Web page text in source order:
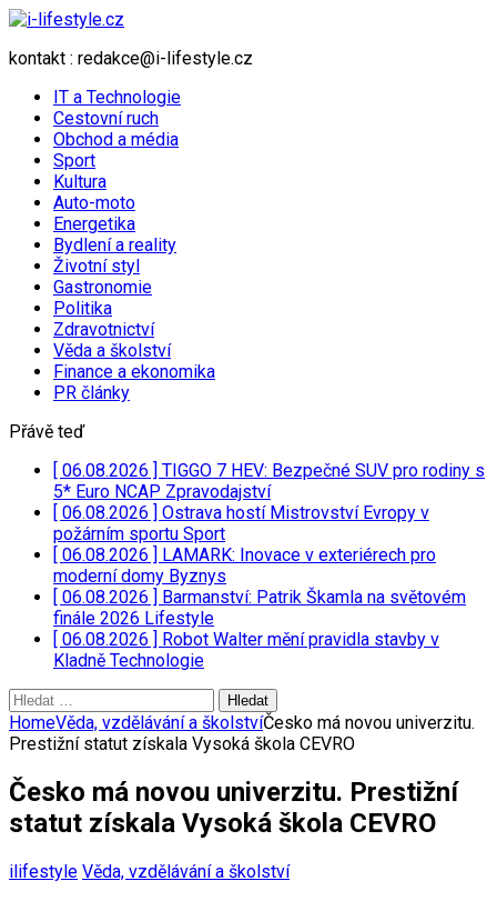
kontakt : redakce@i-lifestyle.cz
IT a Technologie
Cestovní ruch
Obchod a média
Sport
Kultura
Auto-moto
Energetika
Bydlení a reality
Životní styl
Gastronomie
Politika
Zdravotnictví
Věda a školství
Finance a ekonomika
PR články
Přávě teď
[ 06.08.2026 ] TIGGO 7 HEV: Bezpečné SUV pro rodiny s
5* Euro NCAP Zpravodajství
[ 06.08.2026 ] Ostrava hostí Mistrovství Evropy v
požárním sportu Sport
[ 06.08.2026 ] LAMARK: Inovace v exteriérech pro
moderní domy Byznys
[ 06.08.2026 ] Barmanství: Patrik Škamla na světovém
finále 2026 Lifestyle
[ 06.08.2026 ] Robot Walter mění pravidla stavby v
Kladně Technologie
Vyhledávání
HomeVěda, vzdělávání a školstvíČesko má novou univerzitu.
Prestižní statut získala Vysoká škola CEVRO
Česko má novou univerzitu. Prestižní
statut získala Vysoká škola CEVRO
ilifestyle Věda, vzdělávání a školství